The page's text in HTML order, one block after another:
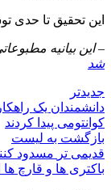
این تحقیق تا حدی
– این بیانیه
شد
جدیدتر
دانشمندان یک
کوانتومی پیدا کردند
بازگشت به لیست
قدیمی تر مسدود
باکتری ها و قارچ ها